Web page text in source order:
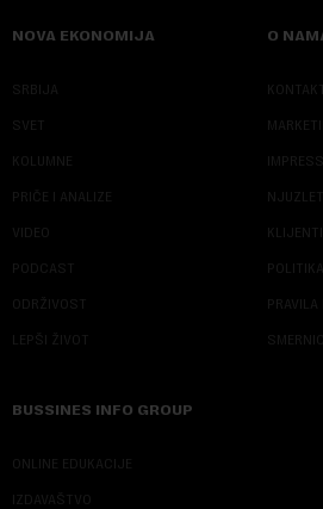
NOVA EKONOMIJA
SRBIJA
SVET
KOLUMNE
PRIČE I ANALIZE
VIDEO
PODCAST
ODRŽIVOST
LEPŠI ŽIVOT
O
KONTAKT
KLIJENTI
PRAVILA
BUSSINES INFO GROUP
ONLINE EDUKACIJE
IZDAVAŠTVO